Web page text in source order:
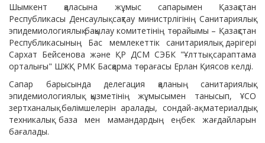
Шымкент қаласына жұмыс сапарымен Қазақстан
Республикасы Денсаулық сақтау министрлігінің Санитариялық-
эпидемиологиялық бақылау комитетінің төрайымы – Қазақстан
Республикасының Бас мемлекеттік санитариялық дәрігері
Сархат Бейсенова және ҚР ДСМ СЭБК "Ұлттық сараптама
орталығы" ШЖҚ РМК Басқарма төрағасы Ерлан Қиясов келді.
Сапар барысында делегация қаланың санитариялық-
эпидемиологиялық қызметінің жұмысымен танысып, ҰСО
зертханалық бөлімшелерін аралады, сондай-ақ материалдық-
техникалық база мен мамандардың еңбек жағдайларын
бағалады.